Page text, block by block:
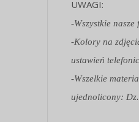
UWAGI:
-Wszystkie
-Kolory na
ustawień
-Wszelkie
ujednolicony: